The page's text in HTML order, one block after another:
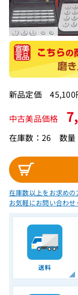
新品定価 45,100
中古美品価格
在庫数：26 数量
在庫数以上をお求めの
お気軽にお問い合わせ
送料